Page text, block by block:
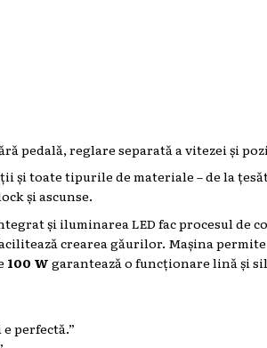
pedală, reglare separată a vitezei și
și toate tipurile de materiale – de la
și ascunse.
și iluminarea LED fac procesul de
crearea găurilor. Mașina
100 W garantează o funcționare lină și
perfectă.”